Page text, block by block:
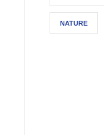
NATURE